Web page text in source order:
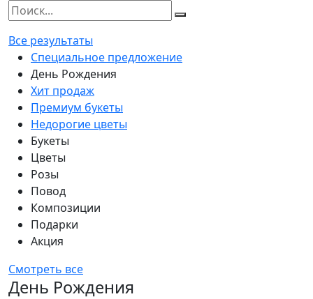
Все результаты
Специальное предложение
День Рождения
Хит продаж
Премиум букеты
Недорогие цветы
Букеты
Цветы
Розы
Повод
Композиции
Подарки
Акция
Смотреть все
День Рождения